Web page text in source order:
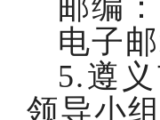
邮编：
电子邮
5.遵
领导小